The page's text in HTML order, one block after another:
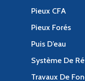
Pieux CFA
Pieux Forés
Puis D’eau
Système De
Travaux De